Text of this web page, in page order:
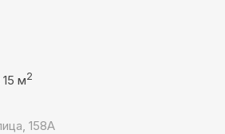
м2
158А